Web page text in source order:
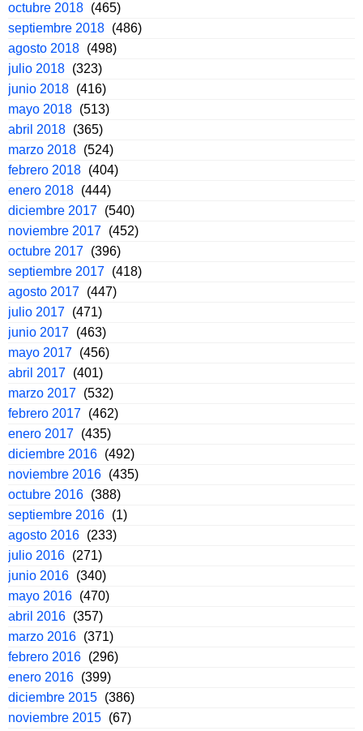
octubre 2018 (465)
septiembre 2018 (486)
agosto 2018 (498)
julio 2018 (323)
junio 2018 (416)
mayo 2018 (513)
abril 2018 (365)
marzo 2018 (524)
febrero 2018 (404)
enero 2018 (444)
diciembre 2017 (540)
noviembre 2017 (452)
octubre 2017 (396)
septiembre 2017 (418)
agosto 2017 (447)
julio 2017 (471)
junio 2017 (463)
mayo 2017 (456)
abril 2017 (401)
marzo 2017 (532)
febrero 2017 (462)
enero 2017 (435)
diciembre 2016 (492)
noviembre 2016 (435)
octubre 2016 (388)
septiembre 2016 (1)
agosto 2016 (233)
julio 2016 (271)
junio 2016 (340)
mayo 2016 (470)
abril 2016 (357)
marzo 2016 (371)
febrero 2016 (296)
enero 2016 (399)
diciembre 2015 (386)
noviembre 2015 (67)